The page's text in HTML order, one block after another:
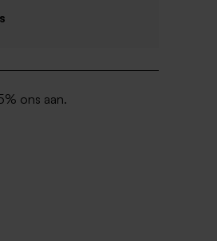
ons aan.